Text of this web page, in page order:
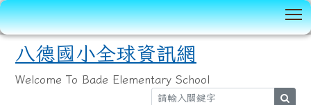
八德國小全球資訊網
Welcome To Bade Elementary School